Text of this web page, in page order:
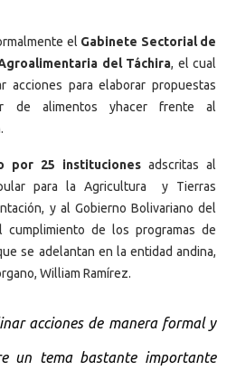
el Gabinete Sectorial de
del Táchira, el cual
acciones para elaborar propuestas
de alimentos yhacer frente al
por 25 instituciones adscritas al
para la Agricultura y Tierras
y al Gobierno Bolivariano del
cumplimiento de los programas de
se adelantan en la entidad andina,
William Ramírez.
acciones de manera formal y
un tema bastante importante